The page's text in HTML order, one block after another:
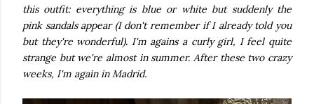
this outfit: everything is blue or white but suddenly the
pink sandals appear (I don't remember if I already told you
but they're wonderful). I'm agains a curly girl, I feel quite
strange but we're almost in summer. After these two crazy
weeks, I'm again in Madrid.